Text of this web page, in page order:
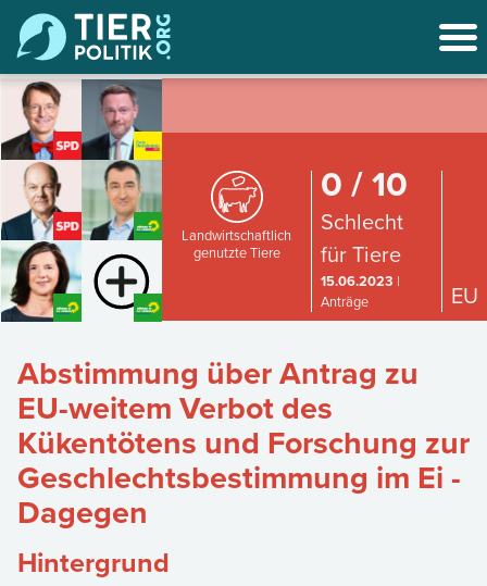
Landwirtschaftlich
genutzte Tiere
0 / 10
Schlecht
für Tiere
15.06.2023 |
Anträge
EU
Abstimmung über Antrag zu
EU-weitem Verbot des
Kükentötens und Forschung zur
Geschlechtsbestimmung im Ei -
Dagegen
Hintergrund